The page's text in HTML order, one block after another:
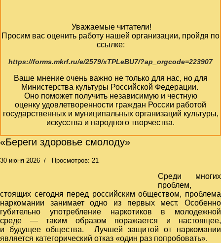
Уважаемые читатели!
Просим вас оценить работу нашей организации, пройдя по
ссылке:
https://forms.mkrf.ru/e/2579/xTPLeBU7/?ap_orgcode=223907
Ваше мнение очень важно не только для нас, но для
Министерства культуры Российской Федерации.
Оно поможет получить независимую и честную
оценку удовлетворенности граждан России работой
государственных и муниципальных организаций культуры,
искусства и народного творчества.
«Береги здоровье смолоду»
30 июня 2026 Просмотров: 21
Среди многих
проблем,
стоящих сегодня перед российским обществом, проблема
наркомании занимает одно из первых мест. Особенно
губительно употребление наркотиков в молодежной
среде — таким образом поражается и настоящее,
и будущее общества. Лучшей защитой от наркомании
является категорический отказ «один раз попробовать».